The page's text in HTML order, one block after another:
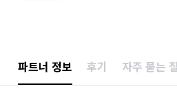
파트너 정보 후기 자주 묻는